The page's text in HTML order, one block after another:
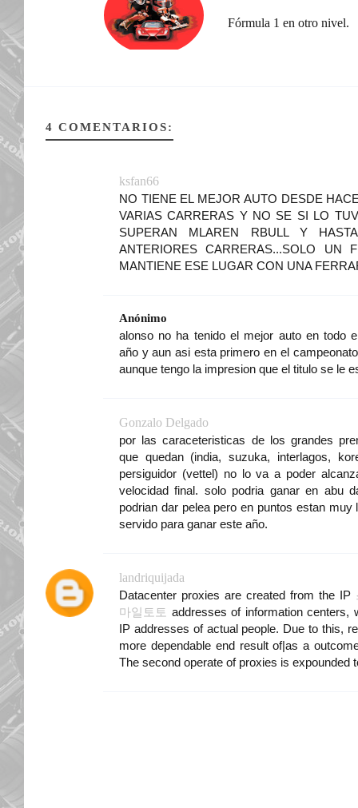
Fórmula 1 en otro nivel.
4 COMENTARIOS:
ksfan66
NO TIENE EL MEJOR AUTO DESDE
VARIAS CARRERAS Y NO SE SI LO
SUPERAN MLAREN RBULL Y
ANTERIORES CARRERAS...SOLO UN
MANTIENE ESE LUGAR CON UNA
Anónimo
alonso no ha tenido el mejor auto en todo
año y aun asi esta primero en el
aunque tengo la impresion que el titulo se le
Gonzalo Delgado
por las caraceteristicas de los grandes
que quedan (india, suzuka, interlagos,
persiguidor (vettel) no lo va a poder
velocidad final. solo podria ganar en abu
podrian dar pelea pero en puntos estan
servido para ganar este año.
landriquijada
Datacenter proxies are created from the IP
마일토토 addresses of information centers,
IP addresses of actual people. Due to this,
more dependable end result of|as a
The second operate of proxies is expounded